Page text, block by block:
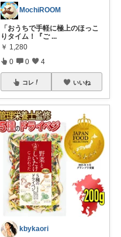
MochiROOM
「おうちで手軽に極上のほっこ
りタイム！『ご ...
￥ 1,280
0 0 4
コレ いいね
kbykaori